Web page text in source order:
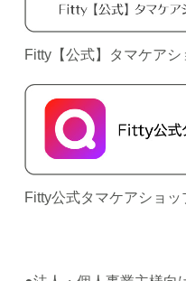
Fitty【公式】タマケア
Fitty公式タマケアショッ